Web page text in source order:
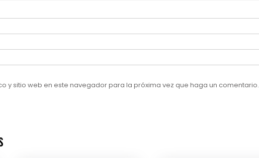
y sitio web en este navegador para la próxima vez que haga un comentario.